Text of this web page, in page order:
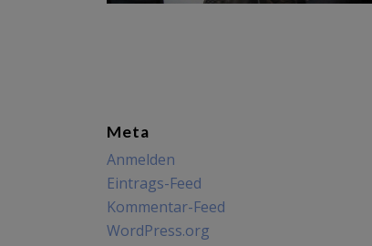
Meta
Anmelden
Eintrags-Feed
Kommentar-Feed
WordPress.org